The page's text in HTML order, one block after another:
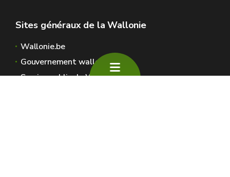
Sites généraux de la Wallonie
Wallonie.be
Gouvernement wallon
Service public de Wallonie